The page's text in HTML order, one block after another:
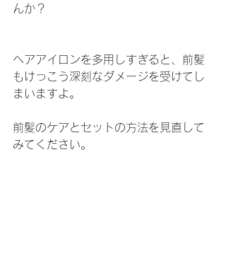
んか？
ヘアアイロンを多用しすぎると、前髪
もけっこう深刻なダメージを受けてし
まいますよ。
前髪のケアとセットの方法を見直して
みてください。